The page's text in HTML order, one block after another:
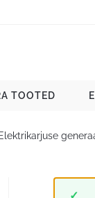
TOOTED
Elektrikarjuse